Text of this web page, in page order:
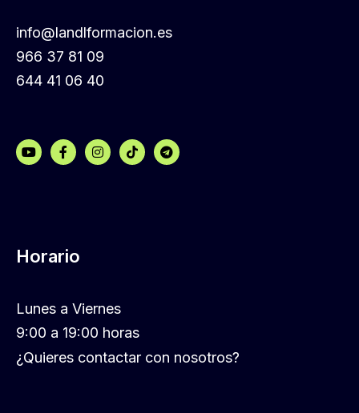
info@landlformacion.es
966 37 81 09
644 41 06 40
Horario
Lunes a Viernes
9:00 a 19:00 horas
¿Quieres contactar con nosotros?